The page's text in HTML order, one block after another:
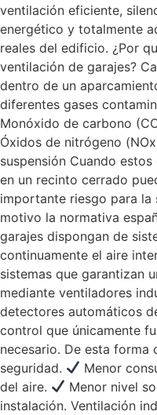
ventilación eficiente,
energético y totalmente
reales del edificio. ¿Por
ventilación de garajes?
dentro de un
diferentes gases
Monóxido de carbono
Óxidos de nitrógeno
suspensión Cuando
en un recinto cerrado
importante riesgo para la
motivo la normativa
garajes dispongan de
continuamente el aire
sistemas que garantizan
mediante ventiladores
detectores automáticos
control que únicamente
necesario. De esta forma
seguridad.
Menor
del aire.
Menor nivel
instalación. Ventilación